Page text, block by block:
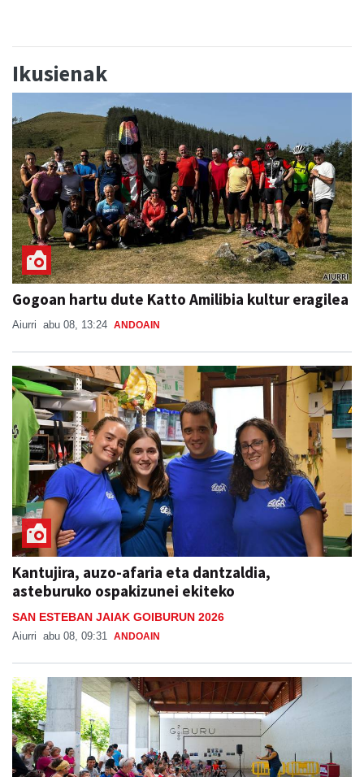
Ikusienak
Gogoan hartu dute Katto Amilibia kultur eragilea
Aiurri abu 08, 13:24 ANDOAIN
Kantujira, auzo-afaria eta dantzaldia,
asteburuko ospakizunei ekiteko
SAN ESTEBAN JAIAK GOIBURUN 2026
Aiurri abu 08, 09:31 ANDOAIN